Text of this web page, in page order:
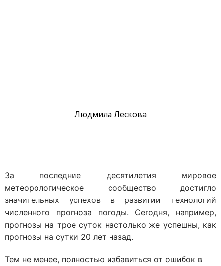
Людмила Лескова
За последние десятилетия мировое
метеорологическое сообщество достигло
значительных успехов в развитии технологий
численного прогноза погоды. Сегодня, например,
прогнозы на трое суток настолько же успешны, как
прогнозы на сутки 20 лет назад.
Тем не менее, полностью избавиться от ошибок в